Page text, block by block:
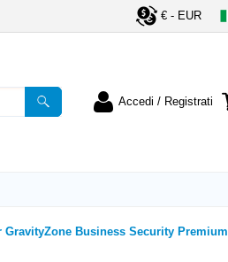
€ - EUR
Accedi / Registrati
poi
GravityZone Business Security Premium